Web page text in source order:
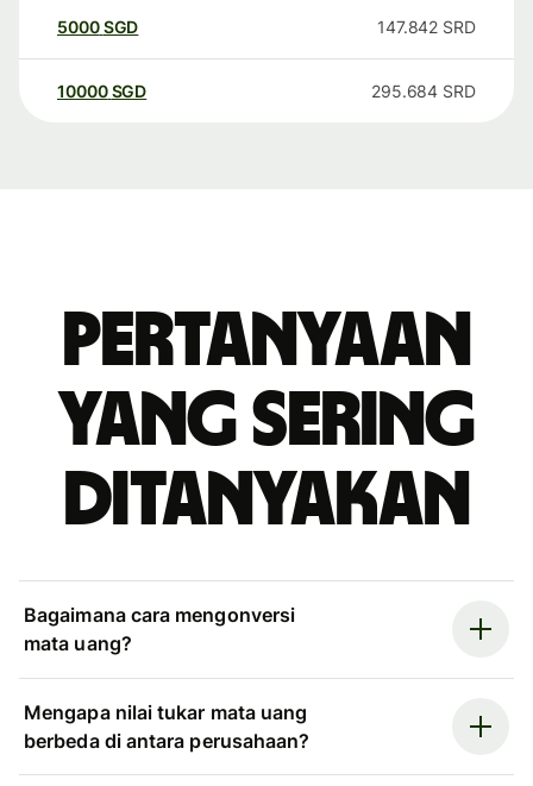
5000SGD 147.842 SRD
10000 SGD 295.684 SRD
Pertanyaan
yang sering
ditanyakan
Bagaimana cara mengonversi
mata uang?
Mengapa nilai tukar mata uang
berbeda di antara perusahaan?